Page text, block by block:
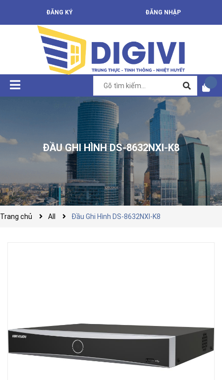
ĐĂNG KÝ ĐĂNG NHẬP
ĐẦU GHI HÌNH DS-8632NXI-K8
Trang chủ All Đầu Ghi Hình DS-8632NXI-K8